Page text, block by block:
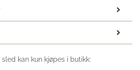
sled kan kun kjøpes i butikk: